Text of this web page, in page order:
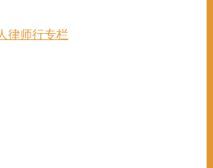
律师行专栏